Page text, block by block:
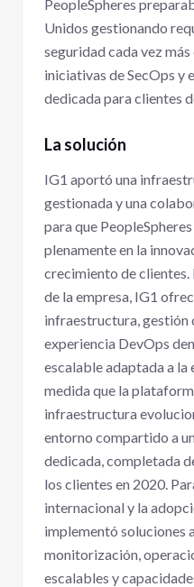
PeopleSpheres
Unidos gestionando
seguridad cada vez
iniciativas de SecOps y
dedicada para clientes
La solución
IG1 aportó una
gestionada y una
para que
plenamente en la
crecimiento de clientes.
de la empresa, IG1
infraestructura, gestión
experiencia DevOps
escalable adaptada a
medida que la
infraestructura
entorno compartido a
dedicada, completada
los clientes en 2020.
internacional y la
implementó soluciones
monitorización,
escalables y